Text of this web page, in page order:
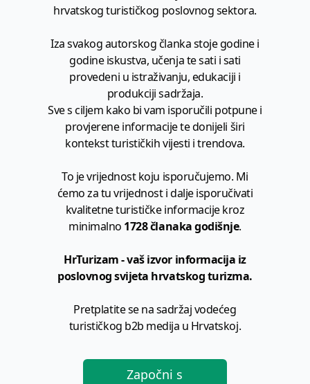
hrvatskog turističkog poslovnog sektora.
Iza svakog autorskog članka stoje godine i
godine iskustva, učenja te sati i sati
provedeni u istraživanju, edukaciji i
produkciji sadržaja.
Sve s ciljem kako bi vam isporučili potpune i
provjerene informacije te donijeli širi
kontekst turističkih vijesti i trendova.
To je vrijednost koju isporučujemo. Mi
ćemo za tu vrijednost i dalje isporučivati
kvalitetne turističke informacije kroz
minimalno 1728 članaka godišnje.
HrTurizam - vaš izvor informacija iz
poslovnog svijeta hrvatskog turizma.
Pretplatite se na sadržaj vodećeg
turističkog b2b medija u Hrvatskoj.
Započni s